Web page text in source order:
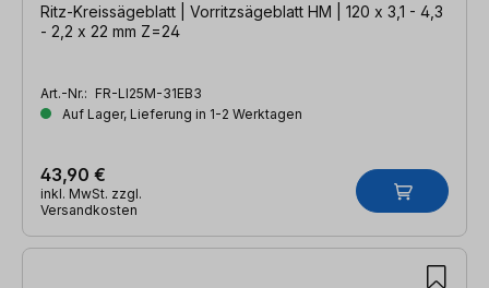
Ritz-Kreissägeblatt | Vorritzsägeblatt HM | 120 x 3,1 - 4,3
- 2,2 x 22 mm Z=24
Art.-Nr.: FR-LI25M-31EB3
Auf Lager, Lieferung in 1-2 Werktagen
43,90 €
inkl. MwSt. zzgl.
Versandkosten